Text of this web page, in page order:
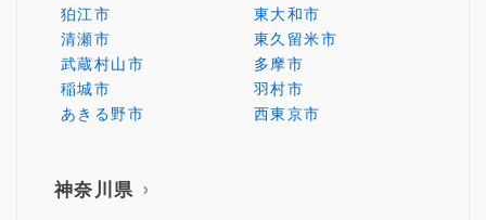
狛江市
東大和市
清瀬市
東久留米市
武蔵村山市
多摩市
稲城市
羽村市
あきる野市
西東京市
神奈川県